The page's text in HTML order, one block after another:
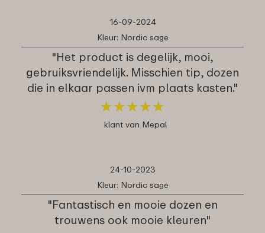
16-09-2024
Kleur: Nordic sage
"Het product is degelijk, mooi,
gebruiksvriendelijk. Misschien tip, dozen
die in elkaar passen ivm plaats kasten."
★★★★★
★★★★★
klant van Mepal
24-10-2023
Kleur: Nordic sage
"Fantastisch en mooie dozen en
trouwens ook mooie kleuren"